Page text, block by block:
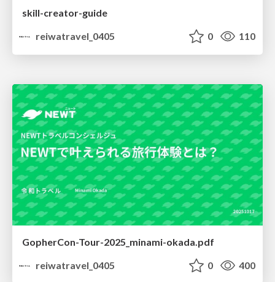
skill-creator-guide
reiwatravel_0405
0 110
GopherCon-Tour-2025_minami-okada.pdf
reiwatravel_0405
0 400